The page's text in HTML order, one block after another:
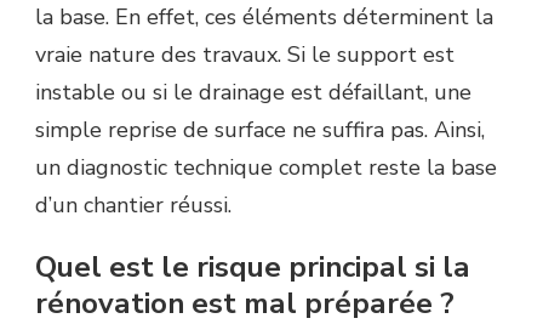
la base. En effet, ces éléments déterminent la
vraie nature des travaux. Si le support est
instable ou si le drainage est défaillant, une
simple reprise de surface ne suffira pas. Ainsi,
un diagnostic technique complet reste la base
d’un chantier réussi.
Quel est le risque principal si la
rénovation est mal préparée ?